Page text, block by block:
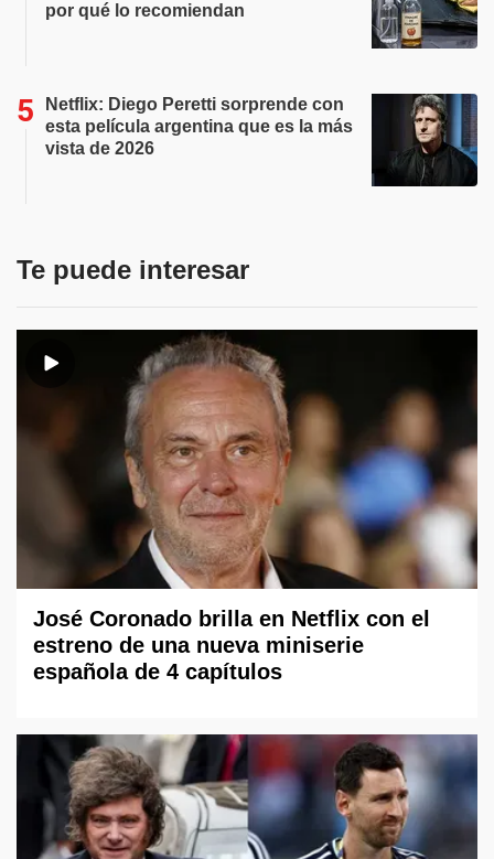
por qué lo recomiendan
Netflix: Diego Peretti sorprende con
esta película argentina que es la más
vista de 2026
Te puede interesar
José Coronado brilla en Netflix con el
estreno de una nueva miniserie
española de 4 capítulos